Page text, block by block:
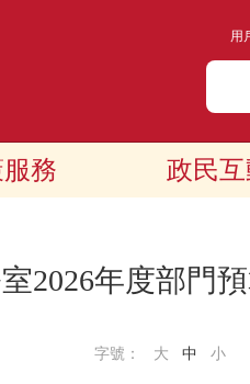
用
務 政民
2026年度部門
字號： 大 中 小